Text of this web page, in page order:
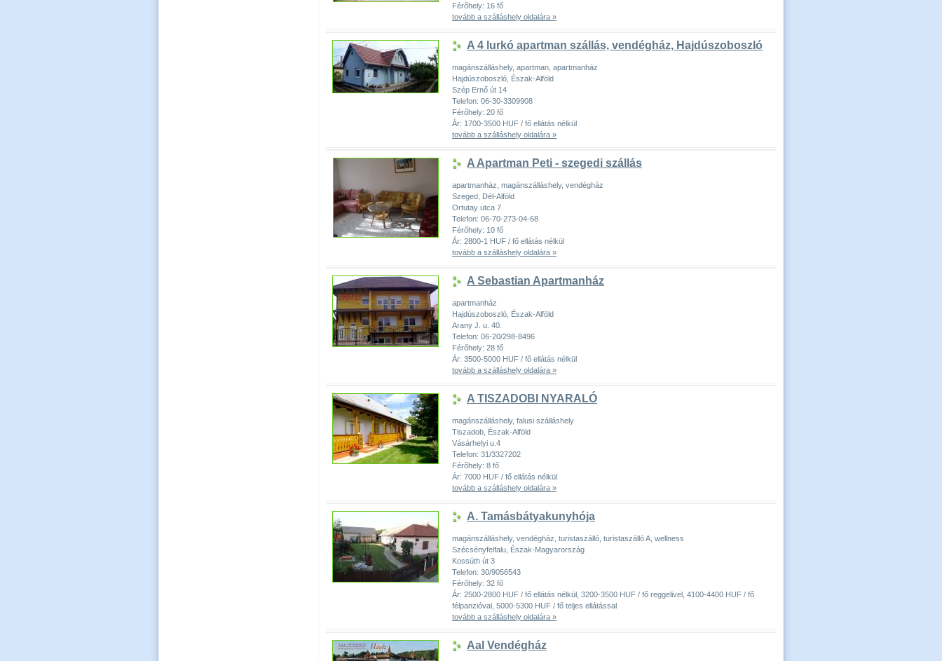
Férőhely: 16 fő
tovább a szálláshely oldalára »
A 4 lurkó apartman szállás, vendégház, Hajdúszoboszló
magánszálláshely, apartman, apartmanház
Hajdúszoboszló, Észak-Alföld
Szép Ernő út 14
Telefon: 06-30-3309908
Férőhely: 20 fő
Ár: 1700-3500 HUF / fő ellátás nélkül
tovább a szálláshely oldalára »
A Apartman Peti - szegedi szállás
apartmanház, magánszálláshely, vendégház
Szeged, Dél-Alföld
Ortutay utca 7
Telefon: 06-70-273-04-68
Férőhely: 10 fő
Ár: 2800-1 HUF / fő ellátás nélkül
tovább a szálláshely oldalára »
A Sebastian Apartmanház
apartmanház
Hajdúszoboszló, Észak-Alföld
Arany J. u. 40.
Telefon: 06-20/298-8496
Férőhely: 28 fő
Ár: 3500-5000 HUF / fő ellátás nélkül
tovább a szálláshely oldalára »
A TISZADOBI NYARALÓ
magánszálláshely, falusi szálláshely
Tiszadob, Észak-Alföld
Vásárhelyi u.4
Telefon: 31/3327202
Férőhely: 8 fő
Ár: 7000 HUF / fő ellátás nélkül
tovább a szálláshely oldalára »
A. Tamásbátyakunyhója
magánszálláshely, vendégház, turistaszálló, turistaszálló A, wellness
Szécsényfelfalu, Észak-Magyarország
Kossúth út 3
Telefon: 30/9056543
Férőhely: 32 fő
Ár: 2500-2800 HUF / fő ellátás nélkül, 3200-3500 HUF / fő reggelivel, 4100-4400 HUF / fő
félpanzióval, 5000-5300 HUF / fő teljes ellátással
tovább a szálláshely oldalára »
Aal Vendégház